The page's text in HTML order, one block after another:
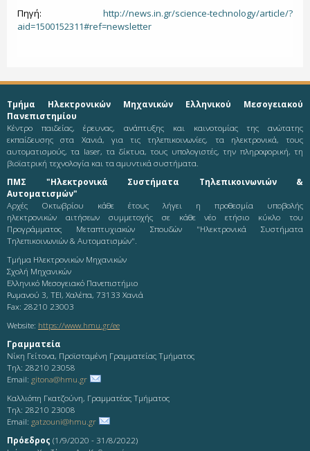
Πηγή: http://news.in.gr/science-technology/article/?
aid=1500152311#ref=newsletter
Τμήμα Ηλεκτρονικών Μηχανικών Ελληνικού Μεσογειακού
Πανεπιστημίου
Κέντρο παιδείας, έρευνας, ανάπτυξης και καινοτομίας της ανώτατης
εκπαίδευσης στα Χανιά, για τις τηλεπικοινωνίες, τα ηλεκτρονικά, τους
αυτοματισμούς, τα laser, τα δίκτυα, τους υπολογιστές, την πληροφορική, τη
βιοϊατρική τεχνολογία και τα αμυντικά συστήματα.
ΠΜΣ "Ηλεκτρονικά Συστήματα Τηλεπικοινωνιών &
Αυτοματισμών"
Αρχές Οκτωβρίου κάθε έτους λήγει η προθεσμία υποβολής
ηλεκτρονικών αιτήσεων συμμετοχής σε κάθε νέο ετήσιο κύκλο του
Προγράμματος Μεταπτυχιακών Σπουδών "Ηλεκτρονικά Συστήματα
Τηλεπικοινωνιών & Αυτοματισμών".
Τμήμα Ηλεκτρονικών Μηχανικών
Σχολή Μηχανικών
Ελληνικό Μεσογειακό Πανεπιστήμιο
Ρωμανού 3, ΤΕΙ, Χαλέπα, 73133 Χανιά
Fax: 28210 23003
Website: https://www.hmu.gr/ee
Γραμματεία
Νίκη Γείτονα, Προϊσταμένη Γραμματείας Τμήματος
Τηλ: 28210 23058
Email: gitona@hmu.gr
Καλλιόπη Γκατζούνη, Γραμματέας Τμήματος
Τηλ: 28210 23008
Email: gatzouni@hmu.gr
Πρόεδρος (1/9/2020 - 31/8/2022)